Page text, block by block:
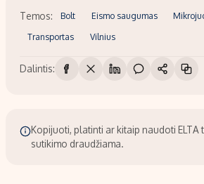
Temos: Bolt Eismo saugumas
Transportas Vilnius
Dalintis:
Kopijuoti, platinti ar kitaip naudoti ELTA
sutikimo draudžiama.